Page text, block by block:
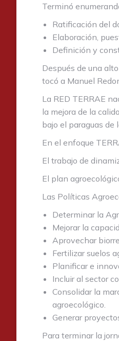
Terminó
Ratificación del
Elaboración,
Definición y
Después de una
tocó a Manuel
La RED TERRAE
la mejora de la
bajo el paraguas
En el enfoque
El trabajo de
El plan
Las Políticas
Determinar la
Mejorar la
Aprovechar
Fertilizar suelos
Planificar e
Incluir al sector
Consolidar la
agroecológico.
Generar
Para terminar la